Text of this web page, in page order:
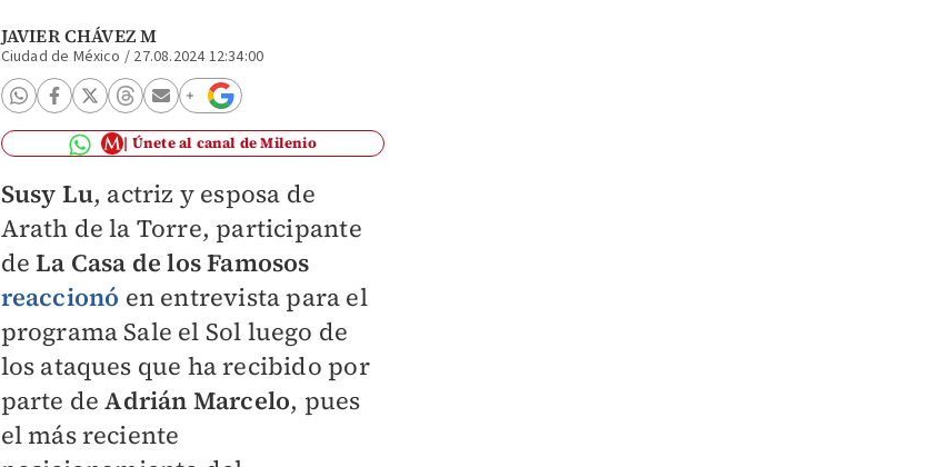
JAVIER CHÁVEZ M
Ciudad de México / 27.08.2024 12:34:00
Únete al canal de Milenio
Susy Lu, actriz y esposa de
Arath de la Torre, participante
deLa Casa de los Famosos
reaccionó en entrevista para el
programa Sale el Sol luego de
los ataques que ha recibido por
parte deAdrián Marcelo, pues
el más reciente